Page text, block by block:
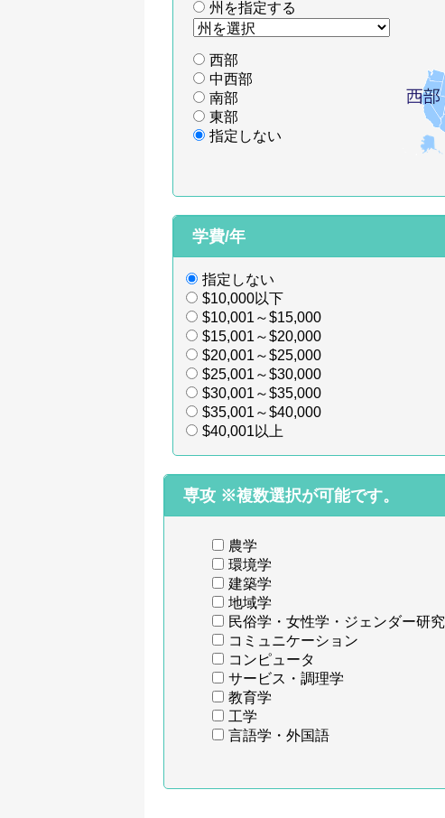
州を指定する
西部
中西部
南部
東部
指定しない
学費/年
指定しない
$10,000以下
$10,001～$15,000
$15,001～$20,000
$20,001～$25,000
$25,001～$30,000
$30,001～$35,000
$35,001～$40,000
$40,001以上
専攻 ※複数選択が可能です。
農学
環境学
建築学
地域学
民俗学・女性学・ジェンダー研究
コミュニケーション
コンピュータ
サービス・調理学
教育学
工学
言語学・外国語